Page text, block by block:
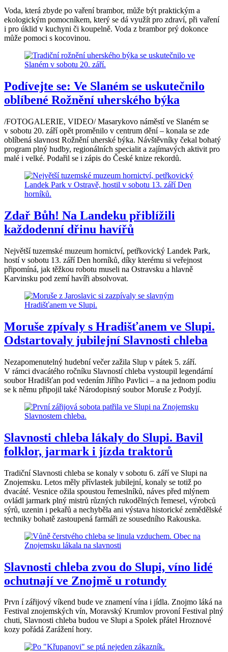
Voda, která zbyde po vaření brambor, může být praktickým a
ekologickým pomocníkem, který se dá využít pro zdraví, při vaření
i pro úklid v kuchyni či koupelně. Voda z brambor prý dokonce
může pomoci s kocovinou.
Podívejte se: Ve Slaném se uskutečnilo
oblíbené Rožnění uherského býka
/FOTOGALERIE, VIDEO/ Masarykovo náměstí ve Slaném se
v sobotu 20. září opět proměnilo v centrum dění – konala se zde
oblíbená slavnost Rožnění uherské býka. Návštěvníky čekal bohatý
program plný hudby, regionálních specialit a zajímavých aktivit pro
malé i velké. Podařil se i zápis do České knize rekordů.
Zdař Bůh! Na Landeku přiblížili
každodenní dřinu havířů
Největší tuzemské muzeum hornictví, petřkovický Landek Park,
hostí v sobotu 13. září Den horníků, díky kterému si veřejnost
připomíná, jak těžkou robotu museli na Ostravsku a hlavně
Karvinsku pod zemí havíři absolvovat.
Moruše zpívaly s Hradišťanem ve Slupi.
Odstartovaly jubilejní Slavnosti chleba
Nezapomenutelný hudební večer zažila Slup v pátek 5. září.
V rámci dvacátého ročníku Slavností chleba vystoupil legendární
soubor Hradišťan pod vedením Jiřího Pavlici – a na jednom podiu
se k němu připojil také Národopisný soubor Moruše z Podyjí.
Slavnosti chleba lákaly do Slupi. Bavil
folklor, jarmark i jízda traktorů
Tradiční Slavnosti chleba se konaly v sobotu 6. září ve Slupi na
Znojemsku. Letos měly přívlastek jubilejní, konaly se totiž po
dvacáté. Vesnice ožila spoustou řemeslníků, náves před mlýnem
ovládl jarmark plný mistrů různých rukodělných řemesel, výrobců
sýrů, uzenin i pekařů a nechyběla ani výstava historické zemědělské
techniky bohatě zastoupená farmáři ze sousedního Rakouska.
Slavnosti chleba zvou do Slupi, víno lidé
ochutnají ve Znojmě u rotundy
Prvn í zářijový víkend bude ve znamení vína i jídla. Znojmo láká na
Festival znojemských vín, Moravský Krumlov provoní Festival plný
chuti, Slavnosti chleba budou ve Slupi a Spolek přátel Hroznové
kozy pořádá Zarážení hory.